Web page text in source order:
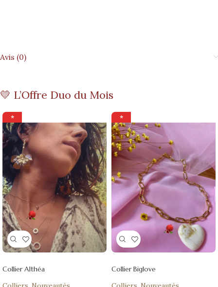
Avis (0)
💛 L’Offre Duo du Mois
⭐
Collier Althéa
⭐
Collier Biglove